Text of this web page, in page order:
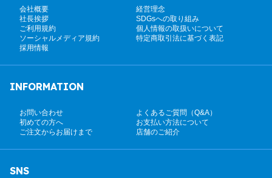
会社概要
経営理念
社長挨拶
SDGsへの取り組み
ご利用規約
個人情報の取扱いについて
ソーシャルメディア規約
特定商取引法に基づく表記
採用情報
INFORMATION
お問い合わせ
よくあるご質問（Q&A）
初めての方へ
お支払い方法について
ご注文からお届けまで
店舗のご紹介
SNS